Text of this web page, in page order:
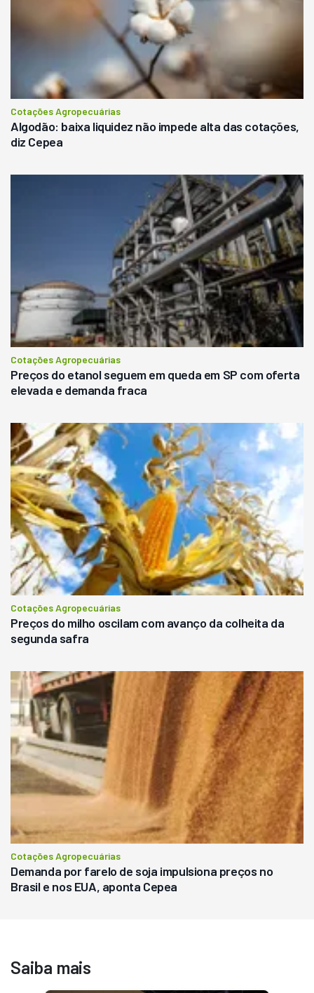
Cotações Agropecuárias
Algodão: baixa liquidez não impede alta das cotações,
diz Cepea
Cotações Agropecuárias
Preços do etanol seguem em queda em SP com oferta
elevada e demanda fraca
Cotações Agropecuárias
Preços do milho oscilam com avanço da colheita da
segunda safra
Cotações Agropecuárias
Demanda por farelo de soja impulsiona preços no
Brasil e nos EUA, aponta Cepea
Saiba mais